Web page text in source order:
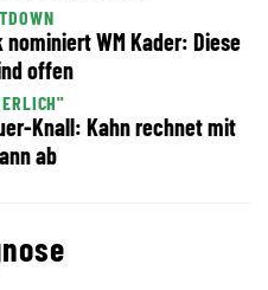
nominiert WM Kader: Diese
offen
Knall: Kahn rechnet mit
ab